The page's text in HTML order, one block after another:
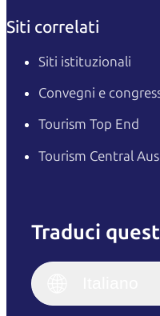
Siti correlati
Siti istituzionali
Convegni e
Tourism Top End
Tourism Central
Traduci